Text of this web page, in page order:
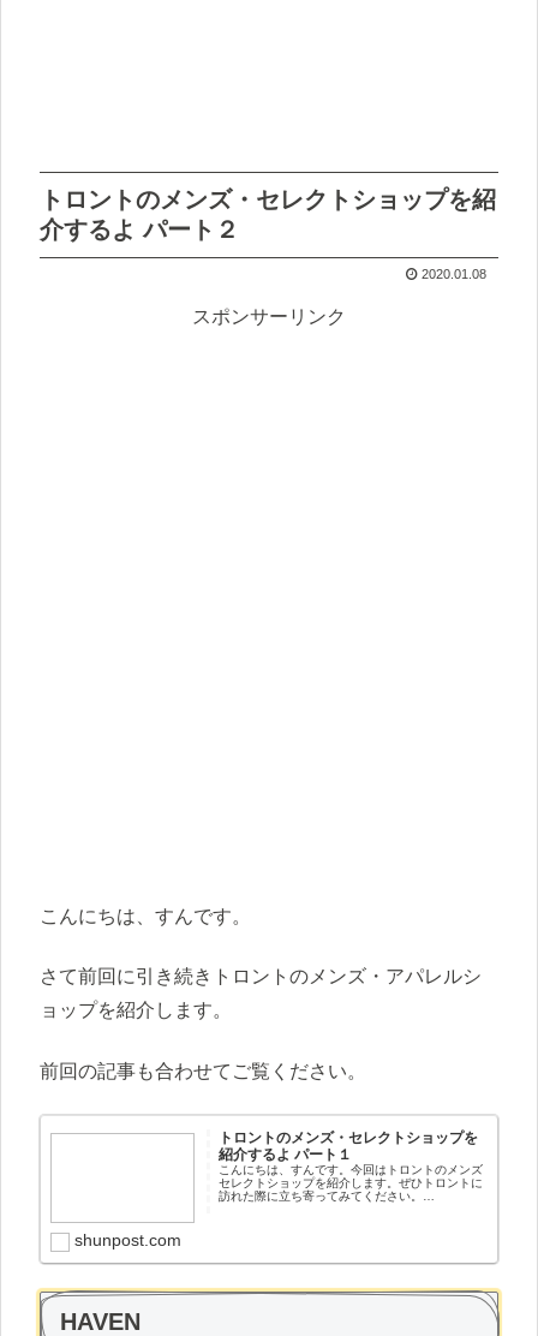
トロントのメンズ・セレクトショップを紹
介するよ パート２
2020.01.08
スポンサーリンク
こんにちは、すんです。
さて前回に引き続きトロントのメンズ・アパレルシ
ョップを紹介します。
前回の記事も合わせてご覧ください。
トロントのメンズ・セレクトショップを
紹介するよ パート１
こんにちは、すんです。今回はトロントのメンズ
セレクトショップを紹介します。ぜひトロントに
訪れた際に立ち寄ってみてください。
shunpost.com
HAVEN